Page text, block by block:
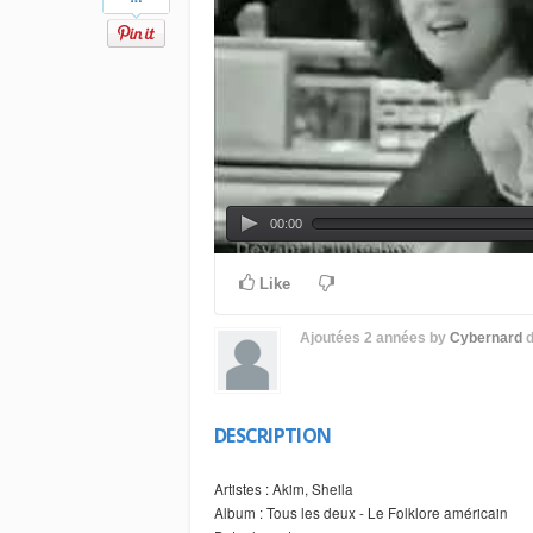
00:00
Like
Ajoutées 2 années by Cybernard
DESCRIPTION
Artistes : Akim, Sheila
Album : Tous les deux - Le Folklore américain